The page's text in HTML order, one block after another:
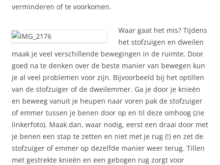
verminderen of te voorkomen.
Waar gaat het mis? Tijdens
het stofzuigen en dweilen
maak je veel verschillende bewegingen in de ruimte. Door
goed na te denken over de beste manier van bewegen kun
je al veel problemen voor zijn. Bijvoorbeeld bij het optillen
van de stofzuiger of de dweilemmer. Ga je door je knieën
en beweeg vanuit je heupen naar voren pak de stofzuiger
of emmer tussen je benen door op en til deze omhoog (zie
linkerfoto). Maak dan, waar nodig, eerst een draai door met
je benen een stap te zetten en niet met je rug (!) en zet de
stofzuiger of emmer op dezelfde manier weer terug. Tillen
met gestrekte knieën en een gebogen rug zorgt voor